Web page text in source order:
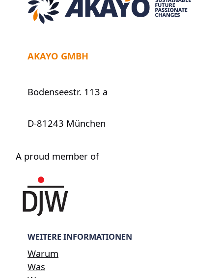
rosig,
rostig,
nicht
AKAYO GMBH
Bodenseestr. 113 a
D-81243 München
A proud member of
WEITERE INFORMATIONEN
Warum
Was